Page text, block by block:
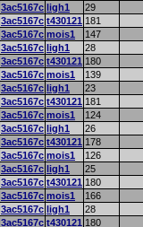
3ac5167c ligh1
29
3ac5167c t430121 181
3ac5167c mois1
147
3ac5167c ligh1
28
3ac5167c t430121 180
3ac5167c mois1
139
3ac5167c ligh1
23
3ac5167c t430121 181
3ac5167c mois1
124
3ac5167c ligh1
26
3ac5167c t430121 178
3ac5167c mois1
126
3ac5167c ligh1
25
3ac5167c t430121 180
3ac5167c mois1
166
3ac5167c ligh1
28
3ac5167c t430121 180